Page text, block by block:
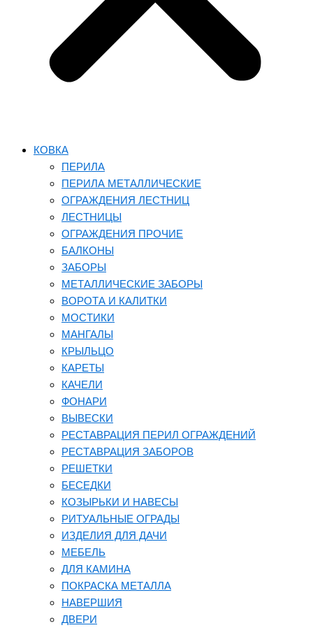
КОВКА
ПЕРИЛА
ПЕРИЛА МЕТАЛЛИЧЕСКИЕ
ОГРАЖДЕНИЯ ЛЕСТНИЦ
ЛЕСТНИЦЫ
ОГРАЖДЕНИЯ ПРОЧИЕ
БАЛКОНЫ
ЗАБОРЫ
МЕТАЛЛИЧЕСКИЕ ЗАБОРЫ
ВОРОТА И КАЛИТКИ
МОСТИКИ
МАНГАЛЫ
КРЫЛЬЦО
КАРЕТЫ
КАЧЕЛИ
ФОНАРИ
ВЫВЕСКИ
РЕСТАВРАЦИЯ ПЕРИЛ ОГРАЖДЕНИЙ
РЕСТАВРАЦИЯ ЗАБОРОВ
РЕШЕТКИ
БЕСЕДКИ
КОЗЫРЬКИ И НАВЕСЫ
РИТУАЛЬНЫЕ ОГРАДЫ
ИЗДЕЛИЯ ДЛЯ ДАЧИ
МЕБЕЛЬ
ДЛЯ КАМИНА
ПОКРАСКА МЕТАЛЛА
НАВЕРШИЯ
ДВЕРИ